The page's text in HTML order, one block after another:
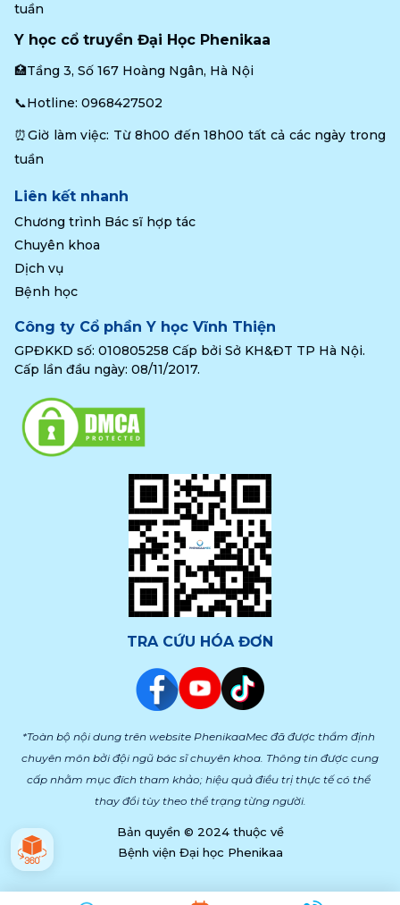
tuần
Y học cổ truyền Đại Học Phenikaa
🏥Tầng 3, Số 167 Hoàng Ngân, Hà Nội
📞Hotline: 0968427502
⏰Giờ làm việc: Từ 8h00 đến 18h00 tất cả các ngày trong
tuần
Liên kết nhanh
Chương trình Bác sĩ hợp tác
Chuyên khoa
Dịch vụ
Bệnh học
Công ty Cổ phần Y học Vĩnh Thiện
GPĐKKD số: 010805258 Cấp bởi Sở KH&ĐT TP Hà Nội.
Cấp lần đầu ngày: 08/11/2017.
TRA CỨU HÓA ĐƠN
*Toàn bộ nội dung trên website PhenikaaMec đã được thẩm định
chuyên môn bởi đội ngũ bác sĩ chuyên khoa. Thông tin được cung
cấp nhằm mục đích tham khảo; hiệu quả điều trị thực tế có thể
thay đổi tùy theo thể trạng từng người.
Bản quyền © 2024 thuộc về
Bệnh viện Đại học Phenikaa